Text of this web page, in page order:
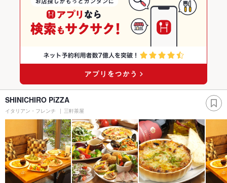
SHINICHIRO PiZZA
イタリアン・フレンチ 三軒茶屋